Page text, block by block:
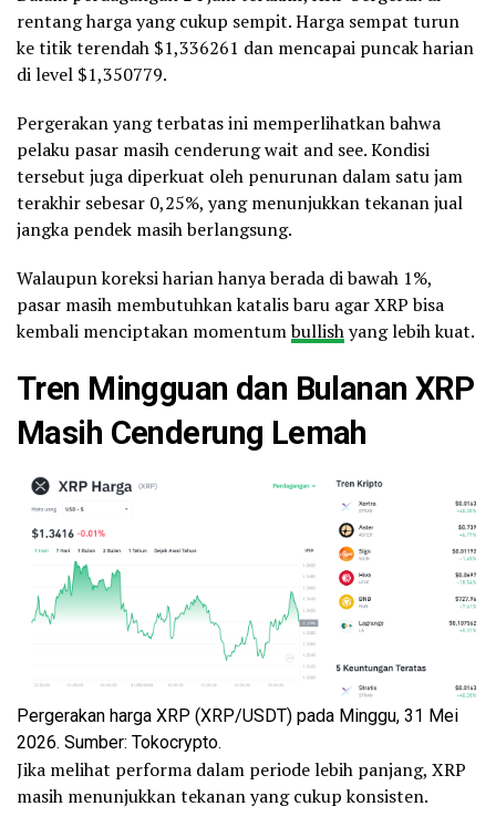
rentang harga yang cukup sempit. Harga sempat turun
ke titik terendah $1,336261 dan mencapai puncak harian
di level $1,350779.
Pergerakan yang terbatas ini memperlihatkan bahwa
pelaku pasar masih cenderung wait and see. Kondisi
tersebut juga diperkuat oleh penurunan dalam satu jam
terakhir sebesar 0,25%, yang menunjukkan tekanan jual
jangka pendek masih berlangsung.
Walaupun koreksi harian hanya berada di bawah 1%,
pasar masih membutuhkan katalis baru agar XRP bisa
kembali menciptakan momentumbullishyang lebih kuat.
Tren Mingguan dan Bulanan XRP
Masih Cenderung Lemah
Pergerakan harga XRP (XRP/USDT) pada Minggu, 31 Mei
2026. Sumber: Tokocrypto.
Jika melihat performa dalam periode lebih panjang, XRP
masih menunjukkan tekanan yang cukup konsisten.